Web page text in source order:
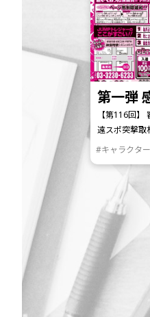
第一弾
【第116回
遠スポ突撃取
#キャラクター